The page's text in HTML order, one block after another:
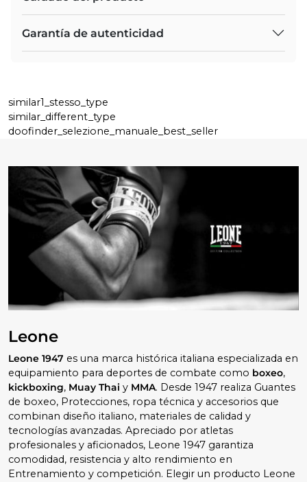
Garantía de autenticidad
similar1_stesso_type
similar_different_type
doofinder_selezione_manuale_best_seller
Leone
Leone 1947 es una marca histórica italiana especializada en
equipamiento para deportes de combate como boxeo,
kickboxing, Muay Thai y MMA. Desde 1947 realiza Guantes
de boxeo, Protecciones, ropa técnica y accesorios que
combinan diseño italiano, materiales de calidad y
tecnologías avanzadas. Apreciado por atletas
profesionales y aficionados, Leone 1947 garantiza
comodidad, resistencia y alto rendimiento en
Entrenamiento y competición. Elegir un producto Leone